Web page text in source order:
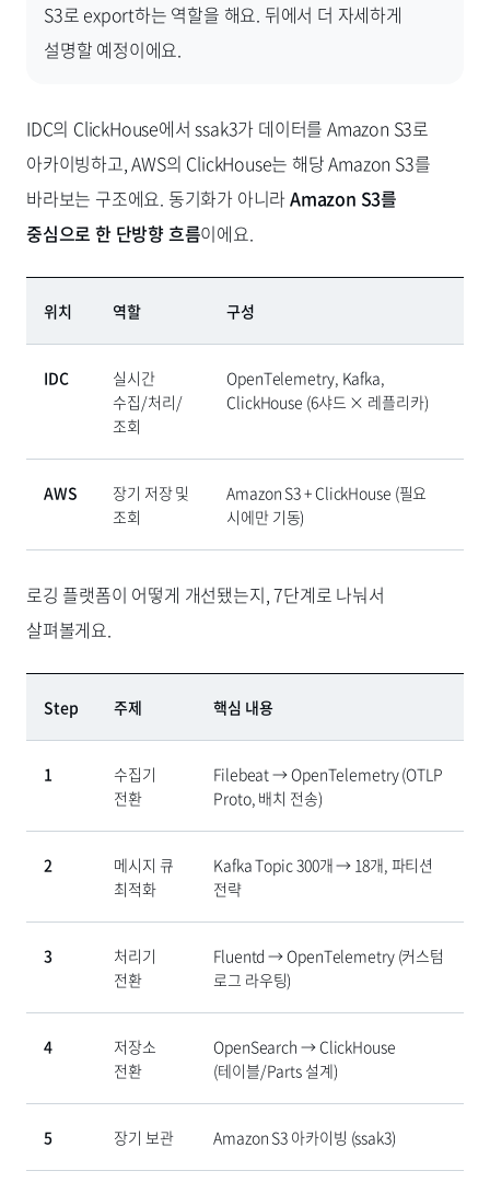
S3로 export하는 역할을 해요. 뒤에서 더 자세하게
설명할 예정이에요.
IDC의 ClickHouse에서 ssak3가 데이터를 Amazon S3로
아카이빙하고, AWS의 ClickHouse는 해당 Amazon S3를
바라보는 구조에요. 동기화가 아니라Amazon S3를
중심으로 한 단방향 흐름이에요.
위치 역할 구성
IDC
실시간
수집/처리/
조회
OpenTelemetry, Kafka,
ClickHouse (6샤드 × 레플리카)
AWS
장기 저장 및
조회
Amazon S3 + ClickHouse (필요
시에만 기동)
로깅 플랫폼이 어떻게 개선됐는지, 7단계로 나눠서
살펴볼게요.
Step 주제 핵심 내용
1
수집기
전환
Filebeat → OpenTelemetry (OTLP
Proto, 배치 전송)
2
메시지 큐
최적화
Kafka Topic 300개 → 18개, 파티션
전략
3
처리기
전환
Fluentd → OpenTelemetry (커스텀
로그 라우팅)
4
저장소
전환
OpenSearch → ClickHouse
(테이블/Parts 설계)
5 장기 보관 Amazon S3 아카이빙 (ssak3)